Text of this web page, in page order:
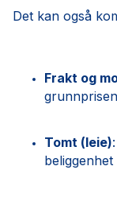
Det kan også
Frakt og
grunnprisen
Tomt (leie)
beliggenhet